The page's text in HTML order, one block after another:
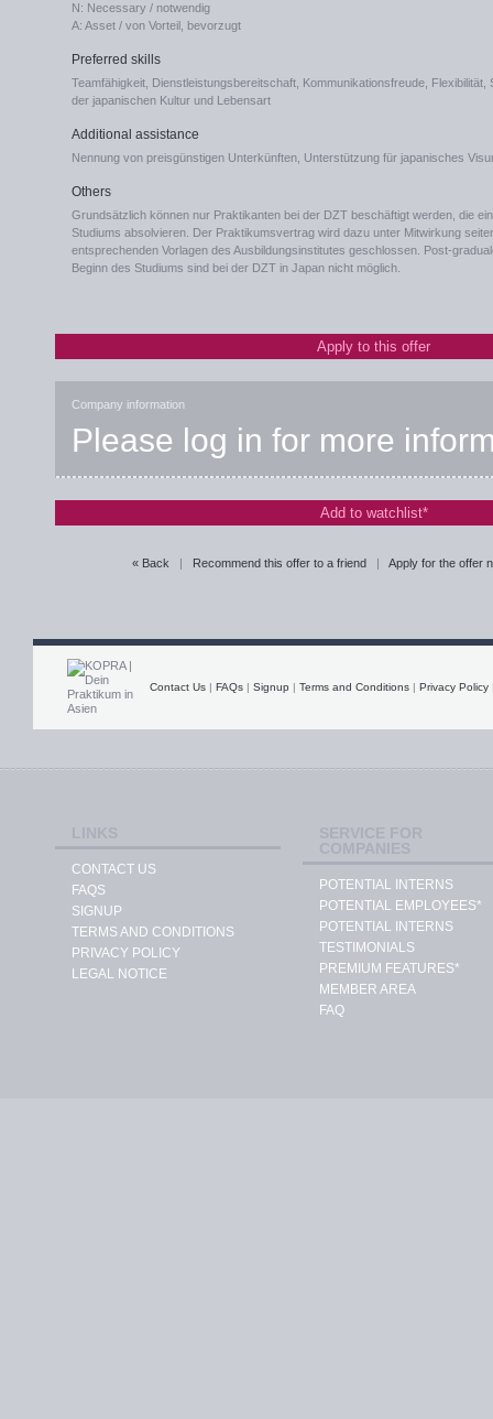
N: Necessary / notwendig
A: Asset / von Vorteil, bevorzugt
Preferred skills
Teamfähigkeit, Dienstleistungsbereitschaft, Kommunikationsfreude, Flexibilität,
der japanischen Kultur und Lebensart
Additional assistance
Nennung von preisgünstigen Unterkünften, Unterstützung für japanisches
Others
Grundsätzlich können nur Praktikanten bei der DZT beschäftigt werden, die
Studiums absolvieren. Der Praktikumsvertrag wird dazu unter Mitwirkung
entsprechenden Vorlagen des Ausbildungsinstitutes geschlossen. Post-
Beginn des Studiums sind bei der DZT in Japan nicht möglich.
Apply to this offer
Company information
Please log in for more
Add to watchlist*
« Back | Recommend this offer to a friend |Apply for the offer
Contact Us | FAQs | Signup | Terms and Conditions | Privacy Policy
CONTACT US
FAQS
SIGNUP
TERMS AND CONDITIONS
PRIVACY POLICY
LEGAL NOTICE
POTENTIAL INTERNS
POTENTIAL EMPLOYEES*
POTENTIAL INTERNS
TESTIMONIALS
PREMIUM FEATURES*
MEMBER AREA
FAQ